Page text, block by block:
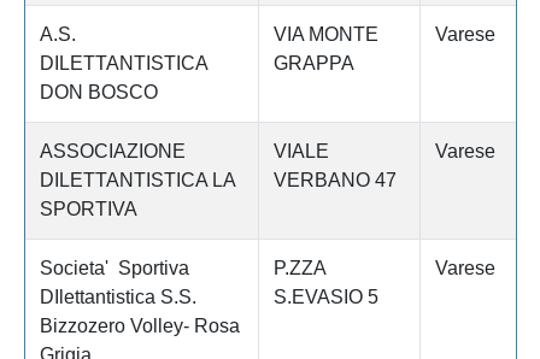
A.S.
DILETTANTISTICA
DON BOSCO
VIA MONTE
GRAPPA
Varese
ASSOCIAZIONE
DILETTANTISTICA LA
SPORTIVA
VIALE
VERBANO 47
Varese
Societa' Sportiva
DIlettantistica S.S.
Bizzozero Volley- Rosa
P.ZZA
S.EVASIO 5
Varese